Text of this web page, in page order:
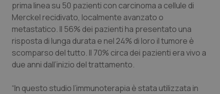
Provincia Autonoma di Bolzano
Provincia Autonoma di Trento
Puglia
Sardegna
Infezioni & Febbre
Ipertensione & Scompenso
Malattie rare
Malattia di Crohn & Rettocolite Ulcerosa
prima linea su 50 pazienti con carcinoma a cellule di
Merckel recidivato, localmente avanzato o
metastatico. Il 56% dei pazienti ha presentato una
risposta di lunga durata e nel 24% di loro il tumore è
scomparso del tutto. Il 70% circa dei pazienti era vivo a
due anni dall’inizio del trattamento.
“In questo studio l’immunoterapia è stata utilizzata in